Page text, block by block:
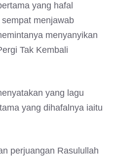
yang hafal
menjawab
menyanyikan
Tak Kembali
yang lagu
yang dihafalnya iaitu
perjuangan Rasulullah